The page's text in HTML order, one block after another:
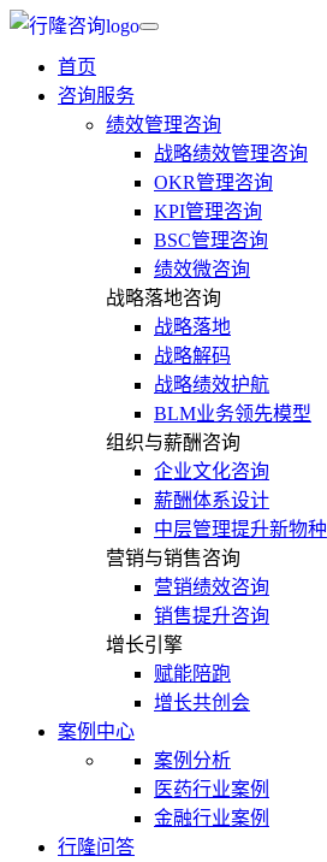
首页
咨询服务
绩效管理咨询
战略绩效管理咨询
OKR管理咨询
KPI管理咨询
BSC管理咨询
绩效微咨询
战略落地咨询
战略落地
战略解码
战略绩效护航
BLM业务领先模型
组织与薪酬咨询
企业文化咨询
薪酬体系设计
中层管理提升新物种
营销与销售咨询
营销绩效咨询
销售提升咨询
增长引擎
赋能陪跑
增长共创会
案例中心
案例分析
医药行业案例
金融行业案例
行隆问答